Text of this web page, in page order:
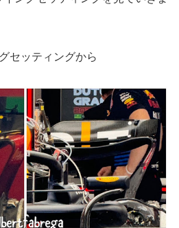
セッティングから